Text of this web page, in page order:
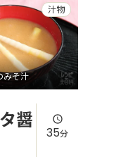
みそ汁
汁物
醤
35分